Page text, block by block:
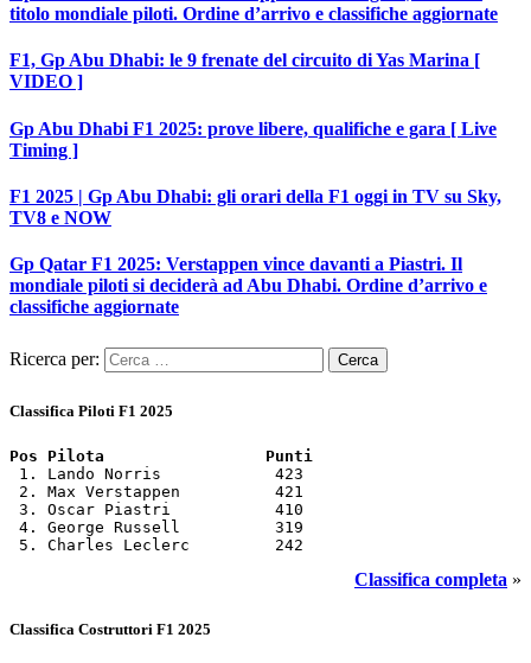
titolo mondiale piloti. Ordine d’arrivo e classifiche aggiornate
F1, Gp Abu Dhabi: le 9 frenate del circuito di Yas Marina [
VIDEO ]
Gp Abu Dhabi F1 2025: prove libere, qualifiche e gara [ Live
Timing ]
F1 2025 | Gp Abu Dhabi: gli orari della F1 oggi in TV su Sky,
TV8 e NOW
Gp Qatar F1 2025: Verstappen vince davanti a Piastri. Il
mondiale piloti si deciderà ad Abu Dhabi. Ordine d’arrivo e
classifiche aggiornate
Ricerca per:
Classifica Piloti F1 2025
Pos Pilota                 Punti
1. Lando Norris            423
2. Max Verstappen          421
3. Oscar Piastri           410
4. George Russell          319
5. Charles Leclerc         242
Classifica completa »
Classifica Costruttori F1 2025